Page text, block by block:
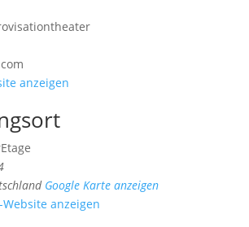
anzeigen
Google Karte anzeigen
anzeigen